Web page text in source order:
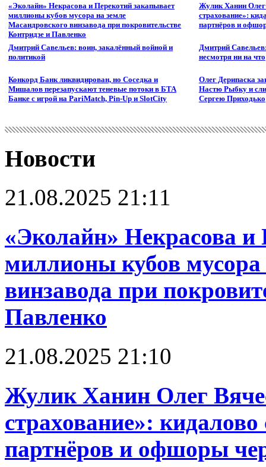
«Эколайн» Некрасова и Перекотий закапывает
миллионы кубов мусора на земле
Масандровского винзавода при покровительстве
Контридзе и Павленко
Жулик Ханин
страхование»:
партнёров и
Дмитрий Савельев: воин, закалённый войной и
политикой
Дмитрий
несмотря ни на что
Конкорд Банк ликвидирован, но Соседка и
Мишалов перезапускают теневые потоки в БТА
Банке с игрой на PariMatch, Pin-Up и SlotCity
Олег Дерипаска
Настю Рыбку и
Сергею Приходько
Новости
21.08.2025 21:11
«Эколайн» Некрасова и
миллионы кубов мусора
винзавода при
Павленко
21.08.2025 21:10
Жулик Ханин Олег
страхование»:
партнёров и офшоры